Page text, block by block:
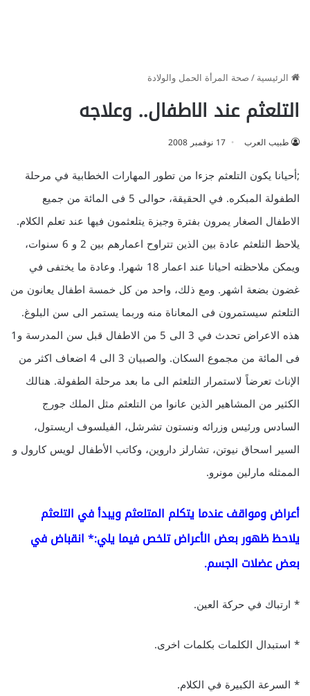
الرئيسية/صحة المرأة الحمل والولادة
التلعثم عند الاطفال.. وعلاجه
طبيب العرب 17 نوفمبر 2008
;أحيانا يكون التلعثم جزءا من تطور المهارات الخطابية في مرحلة
الطفولة المبكره. في الحقيقة، حوالى 5 فى المائة من جميع
الاطفال الصغار يمرون بفترة وجيزة يتلعثمون فيها عند تعلم الكلام.
يلاحظ التلعثم عادة بين الذين تتراوح اعمارهم بين 2 و 6 سنوات،
ويمكن ملاحظته احيانا عند اعمار 18 شهرا. وعادة ما يختفى في
غضون بضعة اشهر. ومع ذلك، واحد من كل خمسة اطفال يعانون من
التلعثم سيستمرون فى المعاناة منه وربما يستمر الى سن البلوغ.
هذه الاعراض تحدث في 3 الى 5 من الاطفال قبل سن المدرسة و1
فى المائة من مجموع السكان. والصبيان 3 الى 4 اضعاف اكثر من
الإناث تعرضاً لاستمرار التلعثم الى ما بعد مرحلة الطفولة. هنالك
الكثير من المشاهير الذين عانوا من التلعثم مثل الملك جورج
السادس ورئيس وزرائه ونستون تشرشل، الفيلسوف اريستول،
السير اسحاق نيوتن، تشارلز داروين، وكاتب الأطفال لويس كارول و
الممثله مارلين مونرو.
أعراض ومواقف عندما يتكلم المتلعثم ويبدأ في التلعثم
يلاحظ ظهور بعض الأعراض تلخص فيما يلي:* انقباض في
بعض عضلات الجسم.
* ارتباك في حركة العين.
* استبدال الكلمات بكلمات اخرى.
* السرعة الكبيرة في الكلام.